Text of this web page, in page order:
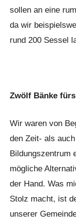
sollen an eine
da wir
rund 200 Sessel
Zwölf Bänke
Wir waren von
den Zeit- als
Bildungszentrum
mögliche
der Hand. Was
Stolz macht, ist
unserer